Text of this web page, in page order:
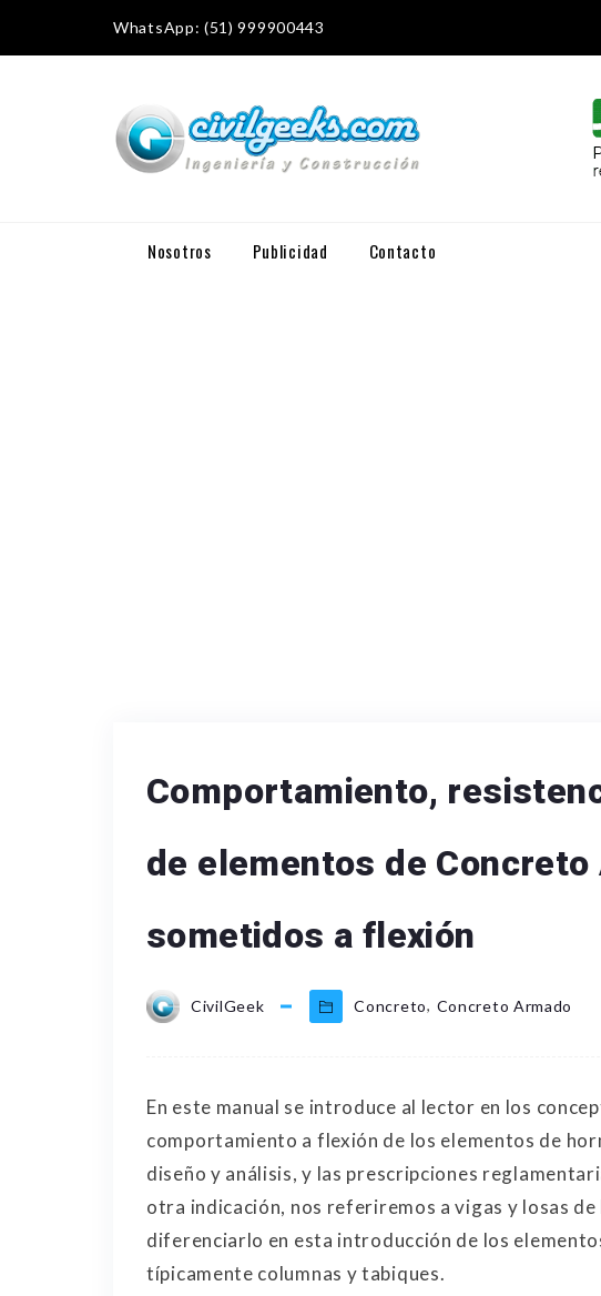
WhatsApp: (51) 999900443
Nosotros Publicidad Contacto
Comportamiento,
de elementos de Concreto
sometidos a flexión
CivilGeek Concreto, Concreto Armado
En este manual se introduce al lector en los
comportamiento a flexión de los elementos de
diseño y análisis, y las prescripciones
otra indicación, nos referiremos a vigas y losas
diferenciarlo en esta introducción de los
típicamente columnas y tabiques.